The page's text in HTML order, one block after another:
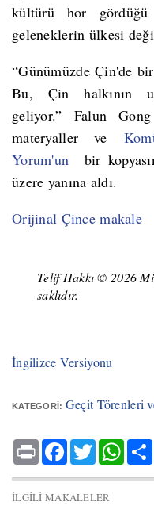
kültürü hor
geleneklerin ülkesi
“Günümüzde Çin'de
Bu, Çin halkının
geliyor.” Falun
materyaller ve
Yorum'un bir
üzere yanına aldı.
Orijinal Çince makale
Telif Hakkı © 2026
saklıdır.
İngilizce Versiyonu
KATEGORI: Geçit Törenleri
Print Facebook
Twitter
İLGILI MAKALELER